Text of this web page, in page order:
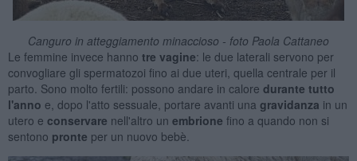
Canguro in atteggiamento minaccioso - foto Paola Cattaneo
Le femmine invece hanno tre vagine: le due laterali servono per
convogliare gli spermatozoi fino ai due uteri, quella centrale per il
parto. Sono molto fertili: possono andare in calore durante tutto
l'anno e, dopo l'atto sessuale, portare avanti una gravidanza in un
utero e conservare nell'altro un embrione fino a quando non si
sentono pronte per un nuovo bebè.